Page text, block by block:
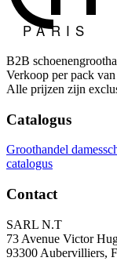
B2B
Verkoop per pack van
Alle prijzen zijn
Catalogus
Groothandel
catalogus
Contact
SARL N.T
73 Avenue Victor
93300 Aubervilliers,